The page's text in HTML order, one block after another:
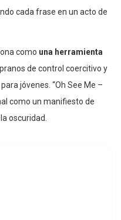
cada frase en un acto de
como una herramienta
de control coercitivo y
jóvenes. “Oh See Me –
como un manifiesto de
oscuridad.